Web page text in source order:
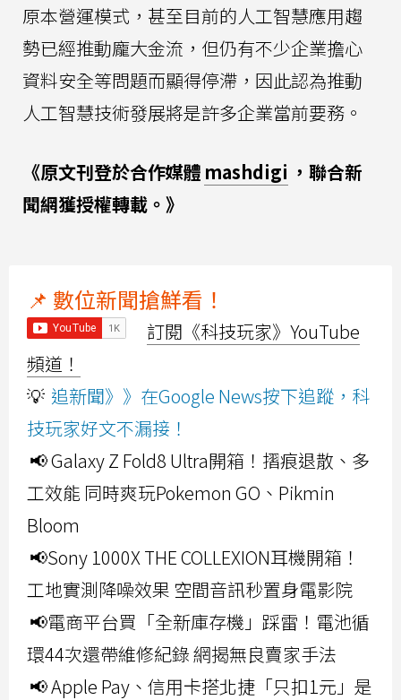
原本營運模式，甚至目前的人工智慧應用趨
勢已經推動龐大金流，但仍有不少企業擔心
資料安全等問題而顯得停滯，因此認為推動
人工智慧技術發展將是許多企業當前要務。
《原文刊登於合作媒體 mashdigi ，聯合新
聞網獲授權轉載。》
📌 數位新聞搶鮮看！
訂閱《科技玩家》YouTube
頻道！
💡 追新聞》》在Google News按下追蹤，科
技玩家好文不漏接！
📢 Galaxy Z Fold8 Ultra開箱！摺痕退散、多
工效能 同時爽玩Pokemon GO、Pikmin
Bloom
📢Sony 1000X THE COLLEXION耳機開箱！
工地實測降噪效果 空間音訊秒置身電影院
📢電商平台買「全新庫存機」踩雷！電池循
環44次還帶維修紀錄 網揭無良賣家手法
📢 Apple Pay、信用卡搭北捷「只扣1元」是